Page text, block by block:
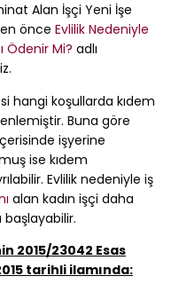
Alan İşçi Yeni İşe
önce Evlilik Nedeniyle
Ödenir Mi? adlı
hangi koşullarda kıdem
Buna göre
işyerine
ise kıdem
Evlilik nedeniyle iş
alan kadın işçi daha
2015/23042 Esas
tarihli ilamında: